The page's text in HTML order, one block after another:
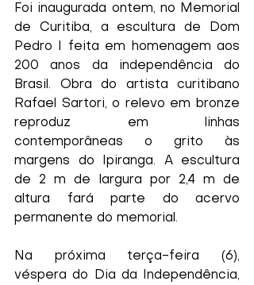
Foi inaugurada ontem, no Memorial
de Curitiba, a escultura de Dom
Pedro I feita em homenagem aos
200 anos da independência do
Brasil. Obra do artista curitibano
Rafael Sartori, o relevo em bronze
reproduz em linhas
contemporâneas o grito às
margens do Ipiranga. A escultura
de 2 m de largura por 2,4 m de
altura fará parte do acervo
permanente do memorial.
Na próxima terça-feira (6),
véspera do Dia da Independência,